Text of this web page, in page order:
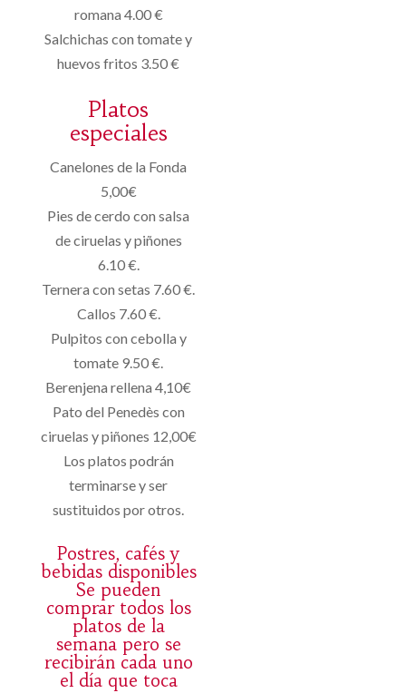
romana 4.00 €
Salchichas con tomate y
huevos fritos 3.50 €
Platos
especiales
Canelones de la Fonda
5,00€
Pies de cerdo con salsa
de ciruelas y piñones
6.10 €.
Ternera con setas 7.60 €.
Callos 7.60 €.
Pulpitos con cebolla y
tomate 9.50 €.
Berenjena rellena 4,10€
Pato del Penedès con
ciruelas y piñones 12,00€
Los platos podrán
terminarse y ser
sustituidos por otros.
Postres, cafés y
bebidas disponibles
Se pueden
comprar todos los
platos de la
semana pero se
recibirán cada uno
el día que toca